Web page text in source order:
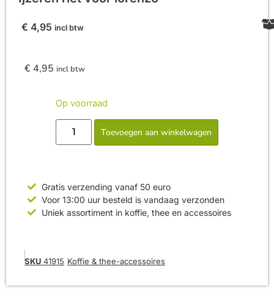
€ 4,95 incl btw
€4,95 incl btw
Op voorraad
Toevoegen aan winkelwagen
Gratis verzending vanaf 50 euro
Voor 13:00 uur besteld is vandaag verzonden
Uniek assortiment in koffie, thee en accessoires
SKU 41915 Koffie & thee-accessoires